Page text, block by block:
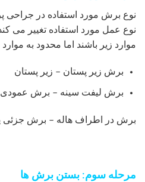
نوع برش مورد استفاده در جراحی
نوع عمل مورد استفاده تغییر می
موارد زیر باشند اما محدود به موارد
برش زیر پستان – زیر پستان
برش لیفت سینه – برش عمودی
برش در اطراف هاله – برش جزئی
مرحله سوم: بستن برش ها